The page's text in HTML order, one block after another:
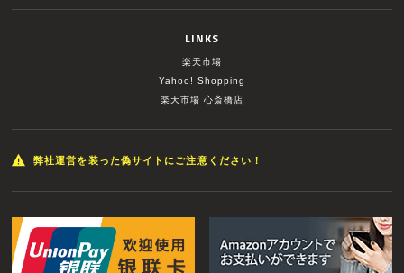
LINKS
楽天市場
Yahoo! Shopping
楽天市場 心斎橋店
弊社運営を装った偽サイトにご注意ください！